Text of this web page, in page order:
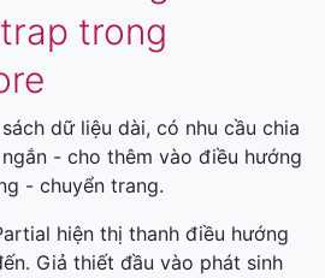
trong
dữ liệu dài, có nhu cầu chia
- cho thêm vào điều hướng
- chuyển trang.
hiện thị thanh điều hướng
Giả thiết đầu vào phát sinh